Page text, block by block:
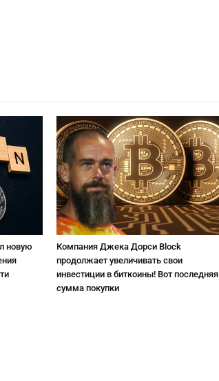
новую
Компания Джека Дорси Block
продолжает увеличивать свои
инвестиции в биткоины! Вот последняя
сумма покупки